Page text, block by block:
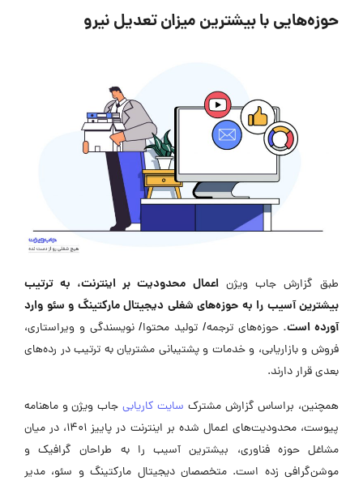
حوزه‌هایی با بیشترین میزان تعدیل نیرو
طبق گزارش جاب ویژناعمال محدودیت بر اینترنت، به ترتیب
بیشترین آسیب را به حوزه‌های شغلی دیجیتال مارکتینگ و سئو وارد
آورده است. حوزه‌های ترجمه/ تولید محتوا/ نویسندگی و ویراستاری،
فروش و بازاریابی، و خدمات و پشتیبانی مشتریان به ترتیب در رده‌های
بعدی قرار دارند.
همچنین، براساس گزارش مشترک سایت کاریابی جاب ویژن و ماهنامه
پیوست، محدودیت‌های اعمال شده بر اینترنت در پاییز 1401، در میان
مشاغل حوزه فناوری، بیشترین آسیب را به طراحان گرافیک و
موشن‌گرافی زده است. متخصصان دیجیتال مارکتینگ و سئو، مدیر